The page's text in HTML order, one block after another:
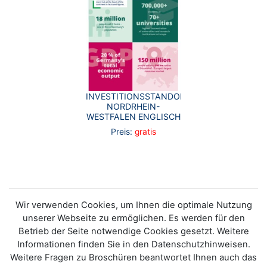
INVESTITIONSSTANDORT
NORDRHEIN-
WESTFALEN ENGLISCH
Preis: gratis
Wir verwenden Cookies, um Ihnen die optimale Nutzung
unserer Webseite zu ermöglichen. Es werden für den
Betrieb der Seite notwendige Cookies gesetzt. Weitere
Informationen finden Sie in den Datenschutzhinweisen.
Weitere Fragen zu Broschüren beantwortet Ihnen auch das